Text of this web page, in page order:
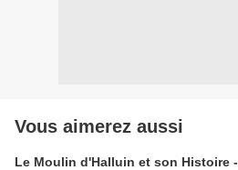
Vous aimerez aussi
Le Moulin d'Halluin et son Histoire -